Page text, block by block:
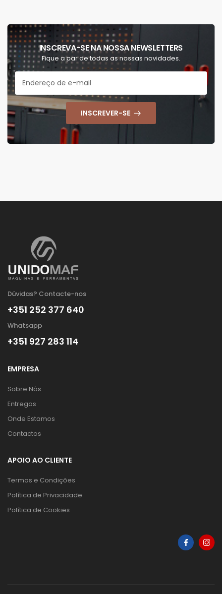
INSCREVA-SE NA NOSSA NEWSLETTERS
Fique a par de todas as nossas novidades.
INSCREVER-SE
Dúvidas? Contacte-nos
+351 252 377 640
Whatsapp
+351 927 283 114
EMPRESA
Sobre Nós
Entregas
Onde Estamos
Contactos
APOIO AO CLIENTE
Termos e Condições
Política de Privacidade
Política de Cookies